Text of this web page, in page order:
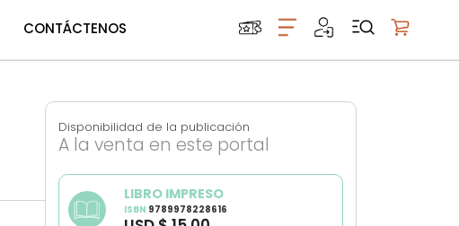
CONTÁCTENOS
Disponibilidad de la publicación
A la venta en este portal
LIBRO IMPRESO
ISBN 9789978228616